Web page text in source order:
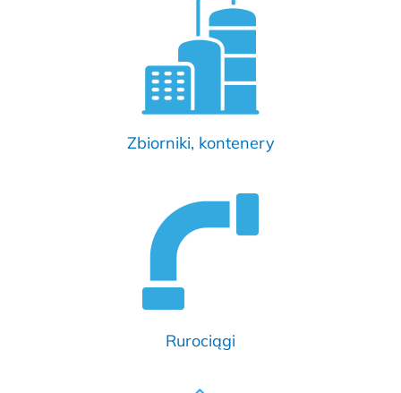
Zbiorniki, kontenery
Rurociągi